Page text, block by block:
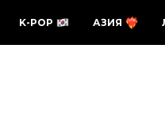
K-POP АЗИЯ